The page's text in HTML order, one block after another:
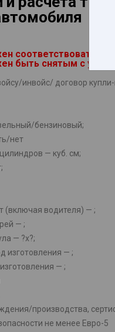
соответствовать
быть снятым с учета
инвойс/ договор
бензиновый;
нет
— куб. см;
(включая водителя) — ;
— ;
— ?х?;
изготовления — ;
— ;
производства,
не менее Евро-5